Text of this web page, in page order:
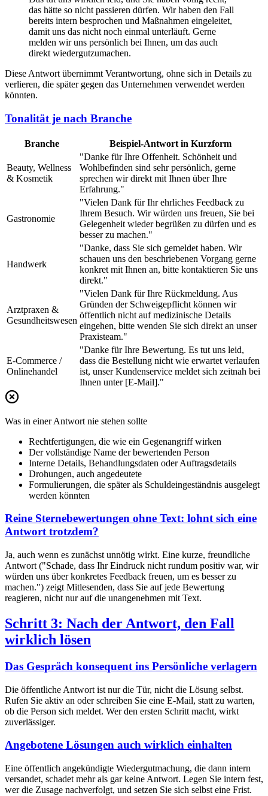
das hätte so nicht passieren dürfen. Wir haben den Fall
bereits intern besprochen und Maßnahmen eingeleitet,
damit uns das nicht noch einmal unterläuft. Gerne
melden wir uns persönlich bei Ihnen, um das auch
direkt wiedergutzumachen.
Diese Antwort übernimmt Verantwortung, ohne sich in Details zu
verlieren, die später gegen das Unternehmen verwendet werden
könnten.
Tonalität je nach Branche
Branche Beispiel-Antwort in Kurzform
Beauty, Wellness
& Kosmetik
"Danke für Ihre Offenheit. Schönheit und
Wohlbefinden sind sehr persönlich, gerne
sprechen wir direkt mit Ihnen über Ihre
Erfahrung."
Gastronomie
"Vielen Dank für Ihr ehrliches Feedback zu
Ihrem Besuch. Wir würden uns freuen, Sie bei
Gelegenheit wieder begrüßen zu dürfen und es
besser zu machen."
Handwerk
"Danke, dass Sie sich gemeldet haben. Wir
schauen uns den beschriebenen Vorgang gerne
konkret mit Ihnen an, bitte kontaktieren Sie uns
direkt."
Arztpraxen &
Gesundheitswesen
"Vielen Dank für Ihre Rückmeldung. Aus
Gründen der Schweigepflicht können wir
öffentlich nicht auf medizinische Details
eingehen, bitte wenden Sie sich direkt an unser
Praxisteam."
E-Commerce /
Onlinehandel
"Danke für Ihre Bewertung. Es tut uns leid,
dass die Bestellung nicht wie erwartet verlaufen
ist, unser Kundenservice meldet sich zeitnah bei
Ihnen unter [E-Mail]."
Was in einer Antwort nie stehen sollte
Rechtfertigungen, die wie ein Gegenangriff wirken
Der vollständige Name der bewertenden Person
Interne Details, Behandlungsdaten oder Auftragsdetails
Drohungen, auch angedeutete
Formulierungen, die später als Schuldeingeständnis ausgelegt
werden könnten
Reine Sternebewertungen ohne Text: lohnt sich eine
Antwort trotzdem?
Ja, auch wenn es zunächst unnötig wirkt. Eine kurze, freundliche
Antwort ("Schade, dass Ihr Eindruck nicht rundum positiv war, wir
würden uns über konkretes Feedback freuen, um es besser zu
machen.") zeigt Mitlesenden, dass Sie auf jede Bewertung
reagieren, nicht nur auf die unangenehmen mit Text.
Schritt 3: Nach der Antwort, den Fall
wirklich lösen
Das Gespräch konsequent ins Persönliche verlagern
Die öffentliche Antwort ist nur die Tür, nicht die Lösung selbst.
Rufen Sie aktiv an oder schreiben Sie eine E-Mail, statt zu warten,
ob die Person sich meldet. Wer den ersten Schritt macht, wirkt
zuverlässiger.
Angebotene Lösungen auch wirklich einhalten
Eine öffentlich angekündigte Wiedergutmachung, die dann intern
versandet, schadet mehr als gar keine Antwort. Legen Sie intern fest,
wer die Zusage nachverfolgt, und setzen Sie sich selbst eine Frist.